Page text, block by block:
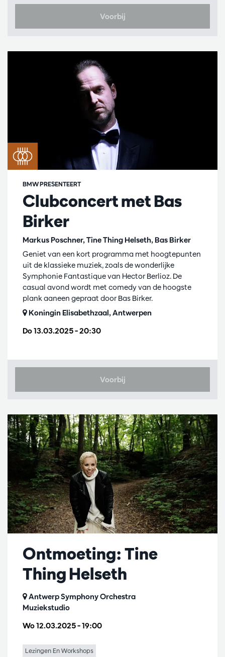
Voorbij
Clubconcert met Bas
Birker
Markus Poschner, Tine Thing Helseth, Bas Birker
BMW PRESENTEERT
Do 13.03.2025– 20:30
Geniet van een kort programma met hoogtepunten
uit de klassieke muziek, zoals de wonderlijke
Symphonie Fantastique van Hector Berlioz. De
casual avond wordt met comedy van de hoogste
plank aaneen gepraat door Bas Birker.
Koningin Elisabethzaal, Antwerpen
Voorbij
Ontmoeting: Tine
Thing Helseth
Wo 12.03.2025– 19:00
Antwerp Symphony Orchestra
Muziekstudio
Lezingen En Workshops